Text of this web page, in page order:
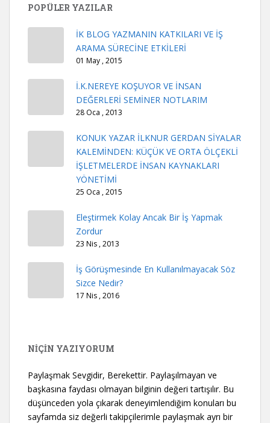
POPÜLER YAZILAR
İK BLOG YAZMANIN KATKILARI VE İŞ
ARAMA SÜRECİNE ETKİLERİ
01 May , 2015
İ.K.NEREYE KOŞUYOR VE İNSAN
DEĞERLERİ SEMİNER NOTLARIM
28 Oca , 2013
KONUK YAZAR İLKNUR GERDAN SİYALAR
KALEMİNDEN: KÜÇÜK VE ORTA ÖLÇEKLİ
İŞLETMELERDE İNSAN KAYNAKLARI
YÖNETİMİ
25 Oca , 2015
Eleştirmek Kolay Ancak Bir İş Yapmak
Zordur
23 Nis , 2013
İş Görüşmesinde En Kullanılmayacak Söz
Sizce Nedir?
17 Nis , 2016
NİÇİN YAZIYORUM
Paylaşmak Sevgidir, Berekettir. Paylaşılmayan ve
başkasına faydası olmayan bilginin değeri tartışılır. Bu
düşünceden yola çıkarak deneyimlendiğim konuları bu
sayfamda siz değerli takipçilerimle paylaşmak ayrı bir